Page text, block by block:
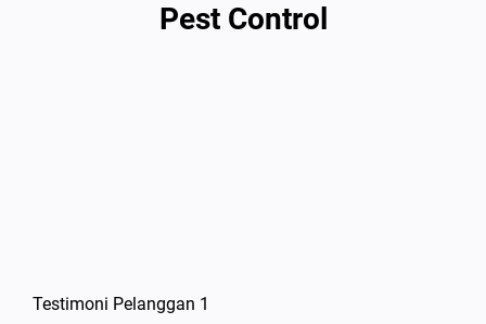
Pest Control
Testimoni Pelanggan 1